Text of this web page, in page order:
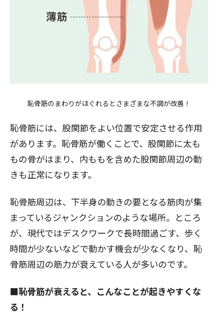
恥骨筋のまわりがほぐれるとさまざまな不調が改善！
恥骨筋には、股関節をよい位置で安定させる作用
があります。恥骨筋が働くことで、股関節に太も
もの骨がはまり、内ももを含めた股関節周辺の動
きも正常になります。
恥骨筋周辺は、下半身の動きの要となる筋肉が集
まっているジャンクションのような場所。ところ
が、現代ではデスクワークで長時間過ごす、歩く
時間が少ないなどで動かす機会が少なくなり、恥
骨筋周辺の筋力が衰えている人が多いのです。
■恥骨筋が衰えると、こんなことが起きやすくな
る！